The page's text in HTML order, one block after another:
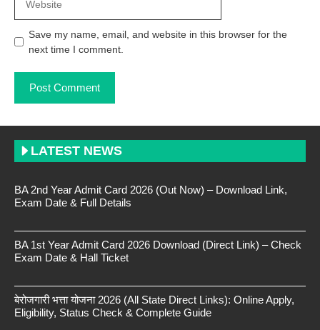
Save my name, email, and website in this browser for the
next time I comment.
LATEST NEWS
BA 2nd Year Admit Card 2026 (Out Now) – Download Link,
Exam Date & Full Details
BA 1st Year Admit Card 2026 Download (Direct Link) – Check
Exam Date & Hall Ticket
बेरोजगारी भत्ता योजना 2026 (All State Direct Links): Online Apply,
Eligibility, Status Check & Complete Guide